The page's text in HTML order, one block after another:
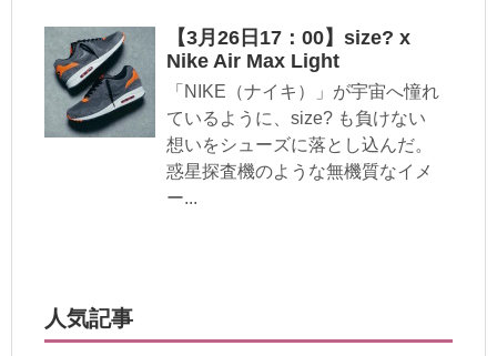
【3月26日17：00】size? x
Nike Air Max Light
「NIKE（ナイキ）」が宇宙へ憧れ
ているように、size? も負けない
想いをシューズに落とし込んだ。
惑星探査機のような無機質なイメ
ー...
人気記事